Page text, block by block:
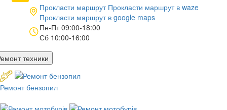
Прокласти маршрут Прокласти маршрут в waze
Прокласти маршрут в google maps
Пн-Пт 09:00-18:00
Сб 10:00-16:00
техники
Ремонт бензопил